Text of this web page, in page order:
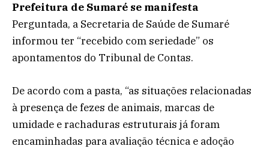
Prefeitura de Sumaré se manifesta
Perguntada, a Secretaria de Saúde de Sumaré
informou ter “recebido com seriedade” os
apontamentos do Tribunal de Contas.
De acordo com a pasta, “as situações relacionadas
à presença de fezes de animais, marcas de
umidade e rachaduras estruturais já foram
encaminhadas para avaliação técnica e adoção